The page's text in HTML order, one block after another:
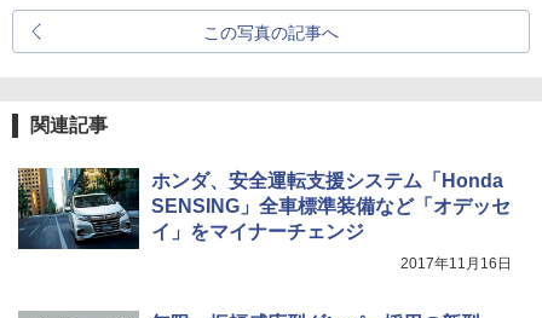
この写真の記事へ
関連記事
ホンダ、安全運転支援システム「Honda
SENSING」全車標準装備など「オデッセ
イ」をマイナーチェンジ
2017年11月16日